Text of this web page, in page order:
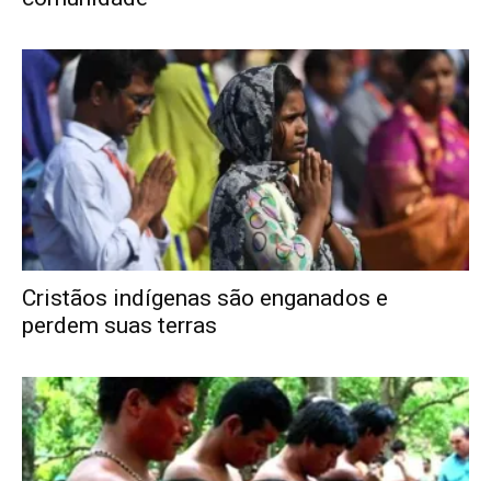
Cristãos indígenas são enganados e
perdem suas terras